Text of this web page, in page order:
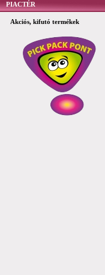
PIACTÉR
Akciós, kifutó termékek